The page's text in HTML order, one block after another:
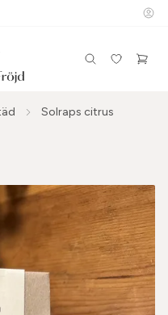
Solraps citrus